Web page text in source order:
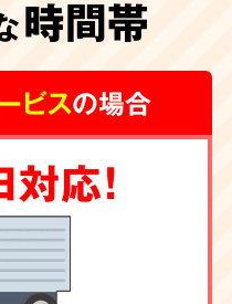
時間帯
ビスの場合
応！